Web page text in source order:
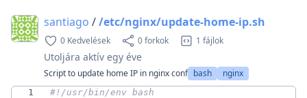
santiago //etc/nginx/update-home-ip.sh
0 Kedvelések 0 forkok 1 fájlok
Utoljára aktív egy éve
Script to update home IP in nginx conf bash nginx
1